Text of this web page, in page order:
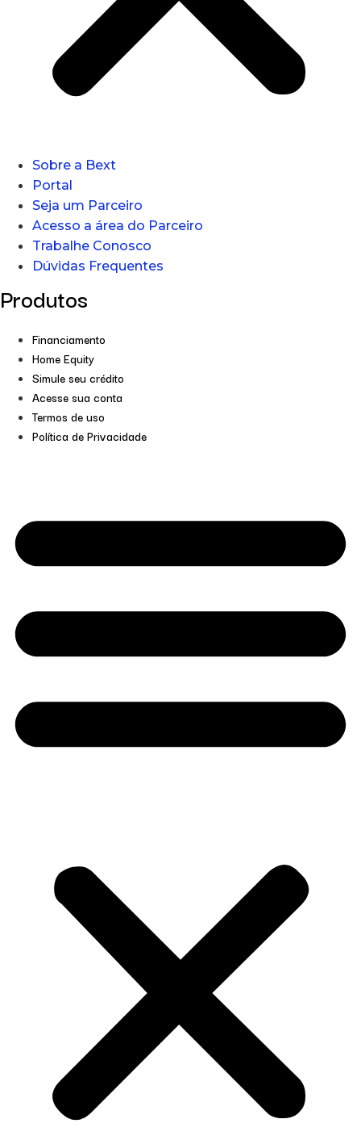
Sobre a Bext
Portal
Seja um Parceiro
Acesso a área do Parceiro
Trabalhe Conosco
Dúvidas Frequentes
Produtos
Financiamento
Home Equity
Simule seu crédito
Acesse sua conta
Termos de uso
Política de Privacidade